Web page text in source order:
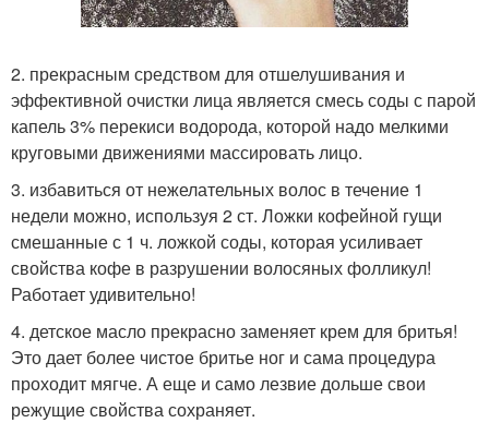
2. прекрасным средством для отшелушивания и
эффективной очистки лица является смесь соды с парой
капель 3% перекиси водорода, которой надо мелкими
круговыми движениями массировать лицо.
3. избавиться от нежелательных волос в течение 1
недели можно, используя 2 ст. Ложки кофейной гущи
смешанные с 1 ч. ложкой соды, которая усиливает
свойства кофе в разрушении волосяных фолликул!
Работает удивительно!
4. детское масло прекрасно заменяет крем для бритья!
Это дает более чистое бритье ног и сама процедура
проходит мягче. А еще и само лезвие дольше свои
режущие свойства сохраняет.